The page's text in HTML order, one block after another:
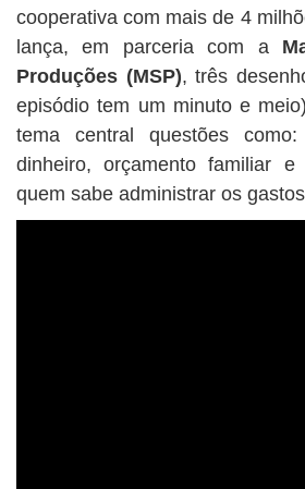
cooperativa com mais de 4
lança, em parceria com a
Produções (MSP), três
episódio tem um minuto e
tema central questões
dinheiro, orçamento familiar
quem sabe administrar os